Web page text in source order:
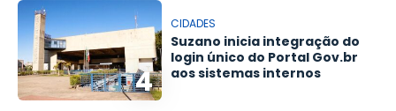
4
CIDADES
Suzano inicia integração do
login único do Portal Gov.br
aos sistemas internos